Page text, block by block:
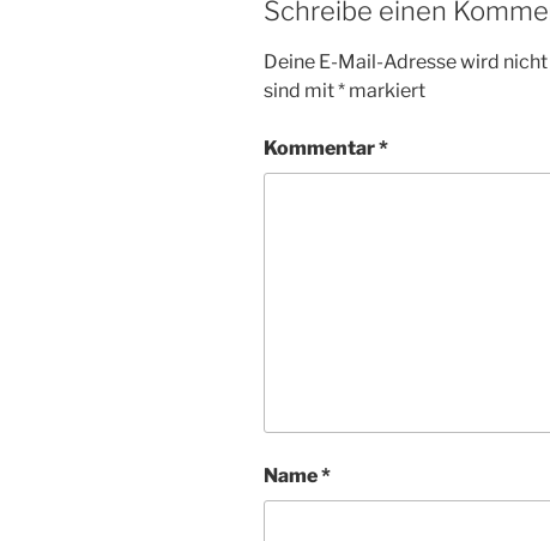
Schreibe einen
Deine E-Mail-Adresse wird
sind mit* markiert
Kommentar*
Name*